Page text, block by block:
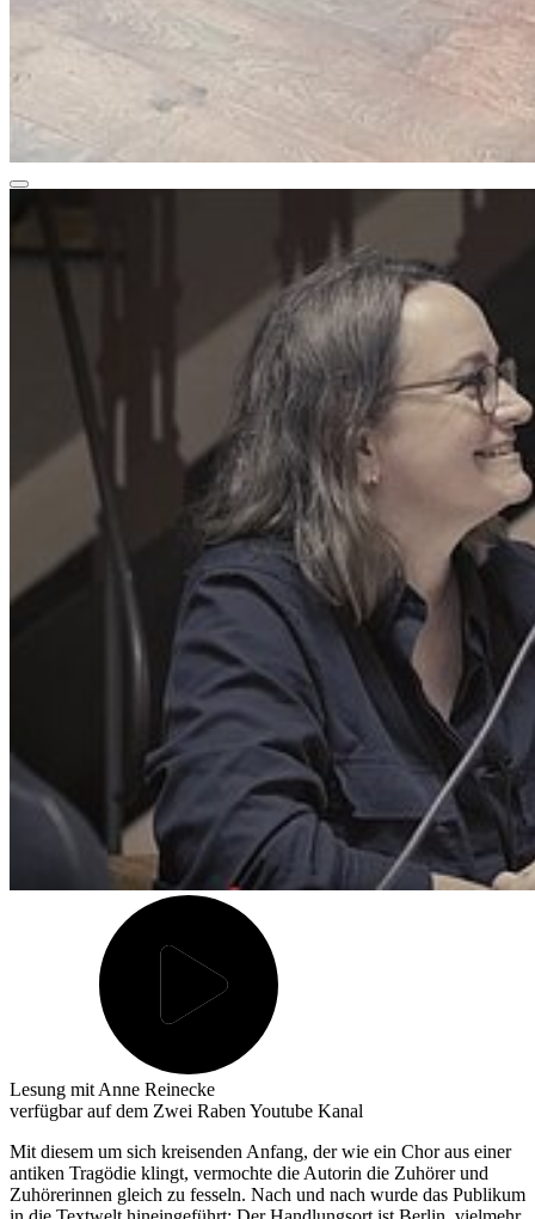
Lesung mit Anne Reinecke
verfügbar auf dem Zwei Raben Youtube Kanal
Mit diesem um sich kreisenden Anfang, der wie ein Chor aus einer
antiken Tragödie klingt, vermochte die Autorin die Zuhörer und
Zuhörerinnen gleich zu fesseln. Nach und nach wurde das Publikum